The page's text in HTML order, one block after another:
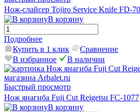
Нож-слайсер Tojiro Service Knife FD-
В корзину
Подробнее
Купить в 1 клик
Сравнение
В избранное
В наличии
Быстрый просмотр
Нож янагиба Fuji Cut Reigetsu FC-1077
В корзину